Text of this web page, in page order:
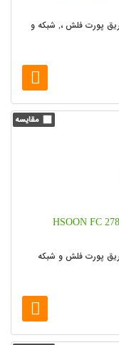
پورت فلش ،, شبکه و
پورت فلش و شبکه